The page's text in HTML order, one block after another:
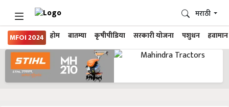
MFOI 2024 होम बातम्या कृषीपीडिया सरकारी योजना पशुधन हवामान
मराठी